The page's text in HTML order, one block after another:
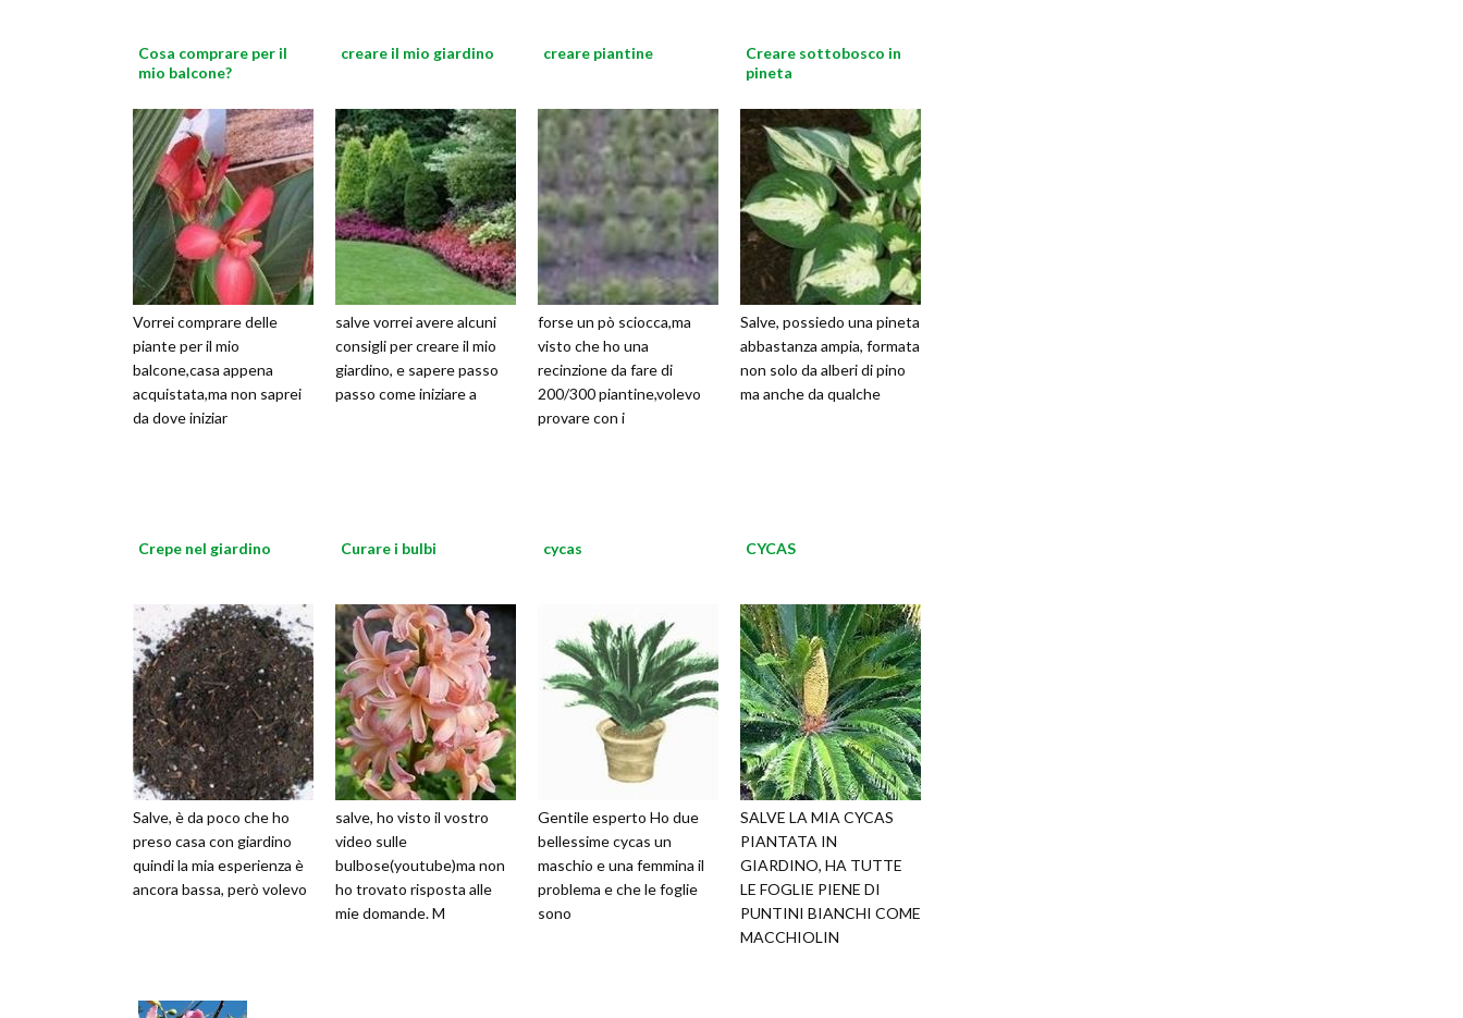
Cosa comprare per il
mio balcone?
Vorrei comprare delle
piante per il mio
balcone,casa appena
acquistata,ma non saprei
da dove iniziar
creare il mio giardino
salve vorrei avere alcuni
consigli per creare il mio
giardino, e sapere passo
passo come iniziare a
creare piantine
forse un pò sciocca,ma
visto che ho una
recinzione da fare di
200/300 piantine,volevo
provare con i
Creare sottobosco in
pineta
Salve, possiedo una pineta
abbastanza ampia, formata
non solo da alberi di pino
ma anche da qualche
Crepe nel giardino
Salve, è da poco che ho
preso casa con giardino
quindi la mia esperienza è
ancora bassa, però volevo
Curare i bulbi
salve, ho visto il vostro
video sulle
bulbose(youtube)ma non
ho trovato risposta alle
mie domande. M
cycas
Gentile esperto Ho due
bellessime cycas un
maschio e una femmina il
problema e che le foglie
sono
CYCAS
SALVE LA MIA CYCAS
PIANTATA IN
GIARDINO, HA TUTTE
LE FOGLIE PIENE DI
PUNTINI BIANCHI COME
MACCHIOLIN